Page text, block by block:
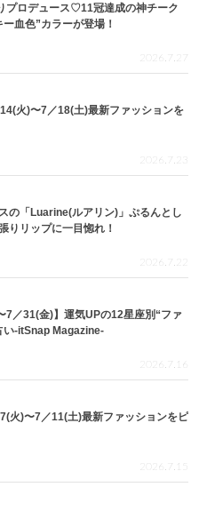
プロデュース♡11冠達成の神チーク
血色”カラーが登場！
2026.7.27
14(火)〜7／18(土)最新ファッションを
2026.7.23
の「Luarine(ルアリン)」ぷるんとし
りリップに一目惚れ！
2026.7.22
7／31(金)】運気UPの12星座別“ファ
い-itSnap Magazine-
2026.7.16
7(火)〜7／11(土)最新ファッションをピ
2026.7.15